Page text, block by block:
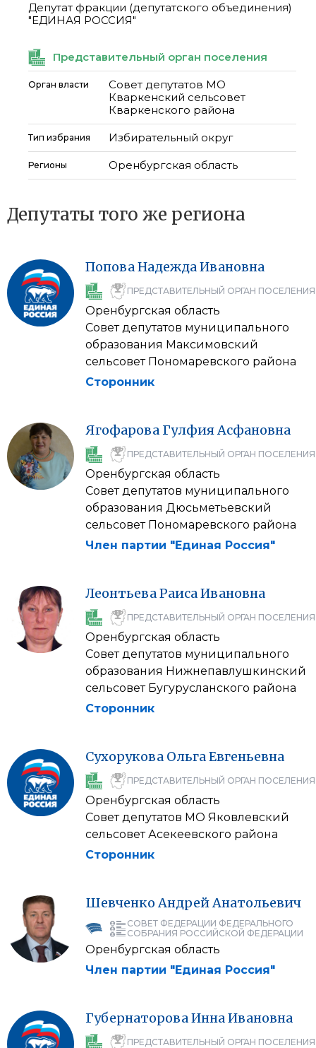
Депутат фракции (депутатского объединения)
"ЕДИНАЯ РОССИЯ"
Представительный орган поселения
Орган власти
Совет депутатов МО
Кваркенский сельсовет
Кваркенского района
Тип избрания Избирательный округ
Регионы Оренбургская область
Депутаты того же региона
ПоповаНадеждаИвановна
ПРЕДСТАВИТЕЛЬНЫЙ ОРГАН ПОСЕЛЕНИЯ
Оренбургская область
Совет депутатов муниципального
образования Максимовский
сельсовет Пономаревского района
Сторонник
Ягофарова ГулфияАсфановна
ПРЕДСТАВИТЕЛЬНЫЙ ОРГАН ПОСЕЛЕНИЯ
Оренбургская область
Совет депутатов муниципального
образования Дюсьметьевский
сельсовет Пономаревского района
Член партии "Единая Россия"
ЛеонтьеваРаисаИвановна
ПРЕДСТАВИТЕЛЬНЫЙ ОРГАН ПОСЕЛЕНИЯ
Оренбургская область
Совет депутатов муниципального
образования Нижнепавлушкинский
сельсовет Бугурусланского района
Сторонник
Сухорукова ОльгаЕвгеньевна
ПРЕДСТАВИТЕЛЬНЫЙ ОРГАН ПОСЕЛЕНИЯ
Оренбургская область
Совет депутатов МО Яковлевский
сельсовет Асекеевского района
Сторонник
Шевченко АндрейАнатольевич
СОВЕТ ФЕДЕРАЦИИ ФЕДЕРАЛЬНОГО
СОБРАНИЯ РОССИЙСКОЙ ФЕДЕРАЦИИ
Оренбургская область
Член партии "Единая Россия"
ГубернатороваИннаИвановна
ПРЕДСТАВИТЕЛЬНЫЙ ОРГАН ПОСЕЛЕНИЯ